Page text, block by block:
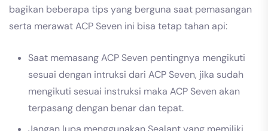
bagikan beberapa tips yang berguna saat pemasangan
serta merawat ACP Seven ini bisa tetap tahan api:
Saat memasang ACP Seven pentingnya mengikuti
sesuai dengan intruksi dari ACP Seven, jika sudah
mengikuti sesuai instruksi maka ACP Seven akan
terpasang dengan benar dan tepat.